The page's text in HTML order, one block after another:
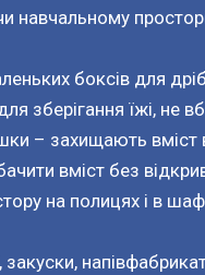
навчальному
боксів для
зберігання їжі, не
– захищають вміст
вміст без
на полицях і в
закуски,